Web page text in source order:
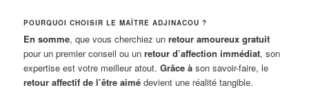
POURQUOI CHOISIR LE MAÎTRE ADJINACOU ?
En somme, que vous cherchiez unretour amoureux gratuit
pour un premier conseil ou unretour d’affection immédiat, son
expertise est votre meilleur atout.Grâce à son savoir-faire, le
retour affectif de l’être aimé devient une réalité tangible.